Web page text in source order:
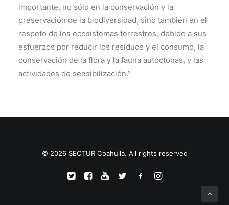
importante, no sólo en la conservación y la
preservación de la biodiversidad, sino también en el
respeto de los ecosistemas terrestres, debido a sus
esfuerzos por reducir los residuos y el consumo, la
conservación de la flora y la fauna autóctonas, y las
actividades de sensibilización.”
© 2026 SECTUR Coahuila. All rights reserved